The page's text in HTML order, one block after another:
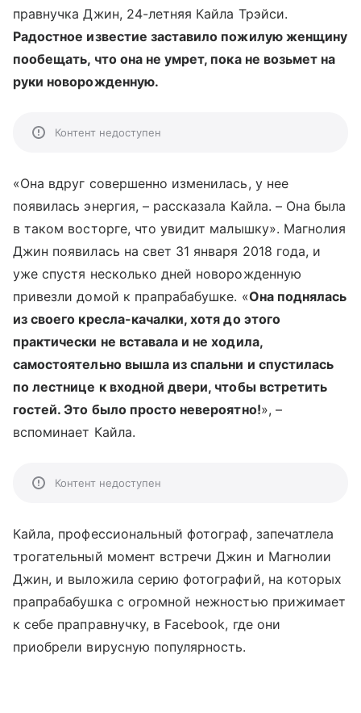
правнучка Джин, 24-летняя Кайла Трэйси.
Радостное известие заставило пожилую женщину
пообещать, что она не умрет, пока не возьмет на
руки новорожденную.
Контент недоступен
«Она вдруг совершенно изменилась, у нее
появилась энергия, – рассказала Кайла. – Она была
в таком восторге, что увидит малышку». Магнолия
Джин появилась на свет 31 января 2018 года, и
уже спустя несколько дней новорожденную
привезли домой к прапрабабушке. «Она поднялась
из своего кресла-качалки, хотя до этого
практически не вставала и не ходила,
самостоятельно вышла из спальни и спустилась
по лестнице к входной двери, чтобы встретить
гостей. Это было просто невероятно!», –
вспоминает Кайла.
Контент недоступен
Кайла, профессиональный фотограф, запечатлела
трогательный момент встречи Джин и Магнолии
Джин, и выложила серию фотографий, на которых
прапрабабушка с огромной нежностью прижимает
к себе праправнучку, в Facebook, где они
приобрели вирусную популярность.